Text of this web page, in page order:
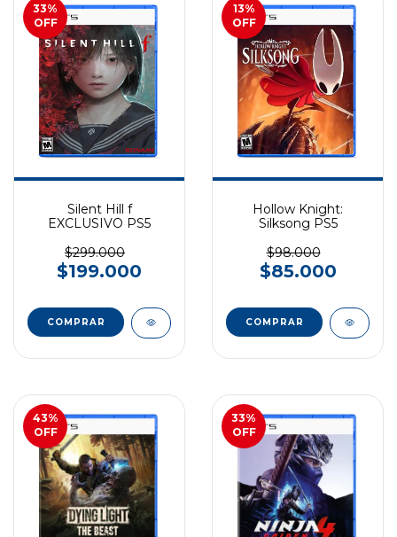
33%
OFF
Silent Hill f
EXCLUSIVO PS5
$299.000
$199.000
COMPRAR
13%
OFF
Hollow Knight:
Silksong PS5
$98.000
$85.000
COMPRAR
43%
OFF
33%
OFF